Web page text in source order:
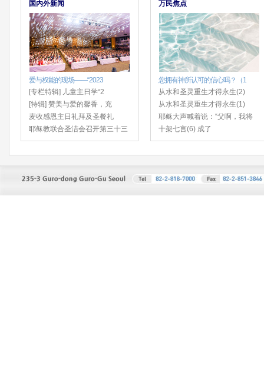
国内外新闻
爱与权能的现场——“2023
[专栏特辑] 儿童主日学“2
[特辑] 赞美与爱的馨香，充
麦收感恩主日礼拜及圣餐礼
耶稣教联合圣洁会召开第三十三
万民焦点
您拥有神所认可的信心吗？（1
从水和圣灵重生才得永生(2)
从水和圣灵重生才得永生(1)
耶稣大声喊着说：“父啊，我将
十架七言(6) 成了